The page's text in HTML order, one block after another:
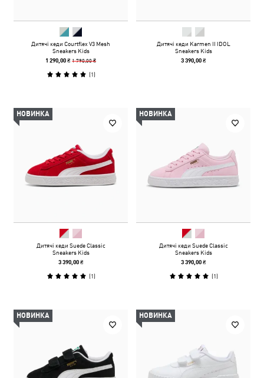
Дитячі кеди Courtflex V3 Mesh
Sneakers Kids
1 290,00 ₴1 790,00 ₴
(1)
Дитячі кеди Karmen II IDOL
Sneakers Kids
3 390,00 ₴
НОВИНКА
Дитячі кеди Suede Classic
Sneakers Kids
3 390,00 ₴
(1)
НОВИНКА
Дитячі кеди Suede Classic
Sneakers Kids
3 390,00 ₴
(1)
НОВИНКА НОВИНКА